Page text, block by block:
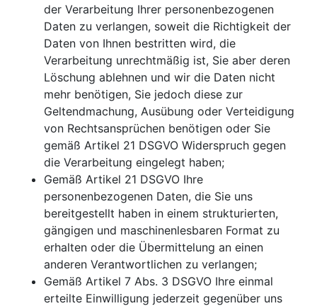
der Verarbeitung Ihrer personenbezogenen
Daten zu verlangen, soweit die Richtigkeit der
Daten von Ihnen bestritten wird, die
Verarbeitung unrechtmäßig ist, Sie aber deren
Löschung ablehnen und wir die Daten nicht
mehr benötigen, Sie jedoch diese zur
Geltendmachung, Ausübung oder Verteidigung
von Rechtsansprüchen benötigen oder Sie
gemäß Artikel 21 DSGVO Widerspruch gegen
die Verarbeitung eingelegt haben;
Gemäß Artikel 21 DSGVO Ihre
personenbezogenen Daten, die Sie uns
bereitgestellt haben in einem strukturierten,
gängigen und maschinenlesbaren Format zu
erhalten oder die Übermittelung an einen
anderen Verantwortlichen zu verlangen;
Gemäß Artikel 7 Abs. 3 DSGVO Ihre einmal
erteilte Einwilligung jederzeit gegenüber uns